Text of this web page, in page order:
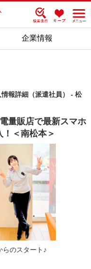
企業情報
報詳細（派遣社員） - 松
量販店で最新スマホ
＜南松本＞
らのスタート♪